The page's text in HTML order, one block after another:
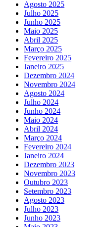
Agosto 2025
Julho 2025
Junho 2025
Maio 2025
Abril 2025
Março 2025
Fevereiro 2025
Janeiro 2025
Dezembro 2024
Novembro 2024
Agosto 2024
Julho 2024
Junho 2024
Maio 2024
Abril 2024
Março 2024
Fevereiro 2024
Janeiro 2024
Dezembro 2023
Novembro 2023
Outubro 2023
Setembro 2023
Agosto 2023
Julho 2023
Junho 2023